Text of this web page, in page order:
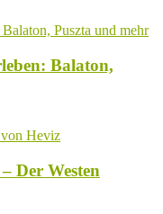
Balaton,
Der Westen